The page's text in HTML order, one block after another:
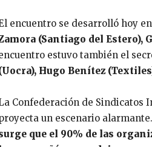
encuentro se desarrolló hoy
(Santiago del Estero),
estuvo también el
Hugo Benítez
Confederación de Sindicatos
un escenario alarmante.
que el 90% de las